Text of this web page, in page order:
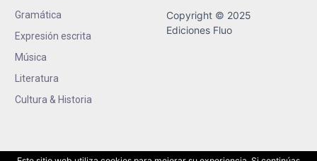
Gramática
Expresión escrita
Música
Literatura
Cultura & Historia
Copyright © 2025
Ediciones Fluo